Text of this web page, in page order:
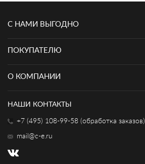
С НАМИ ВЫГОДНО
ПОКУПАТЕЛЮ
О КОМПАНИИ
НАШИ КОНТАКТЫ
+7 (495) 108-99-58 (обработка заказов)
mail@c-e.ru